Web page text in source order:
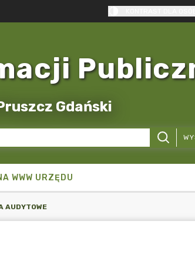
Gdański
WWW URZĘDU
AUDYTOWE